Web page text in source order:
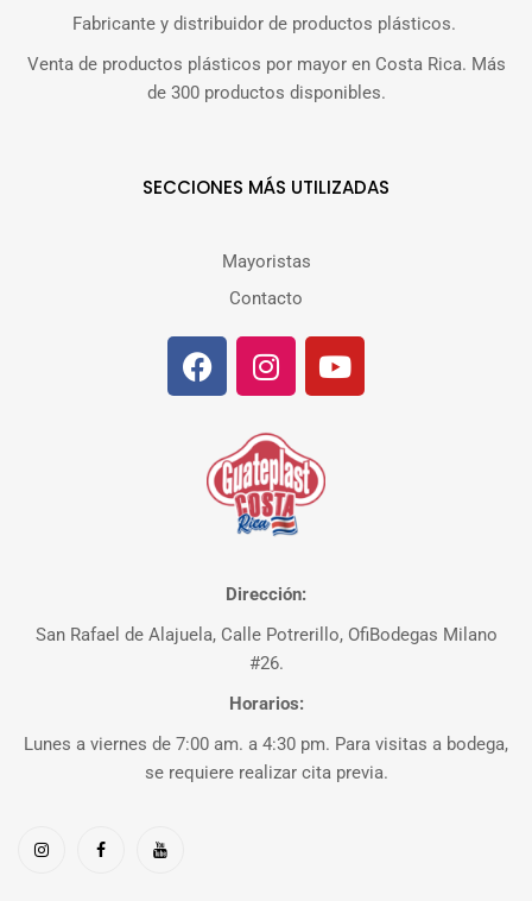
Fabricante y distribuidor de productos plásticos.
Venta de productos plásticos por mayor en Costa Rica. Más
de 300 productos disponibles.
SECCIONES MÁS UTILIZADAS
Mayoristas
Contacto
Dirección:
San Rafael de Alajuela, Calle Potrerillo, OfiBodegas Milano
#26.
Horarios:
Lunes a viernes de 7:00 am. a 4:30 pm. Para visitas a bodega,
se requiere realizar cita previa.